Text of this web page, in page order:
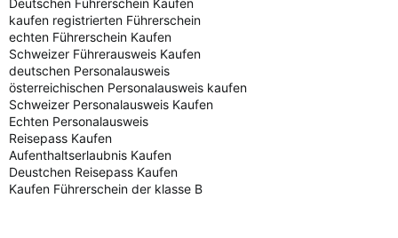
kaufen registrierten Führerschein
echten Führerschein Kaufen
Schweizer Führerausweis Kaufen
deutschen Personalausweis
österreichischen Personalausweis kaufen
Schweizer Personalausweis Kaufen
Echten Personalausweis
Reisepass Kaufen
Aufenthaltserlaubnis Kaufen
Deustchen Reisepass Kaufen
Kaufen Führerschein der klasse B